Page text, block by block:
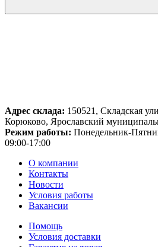
Адрес склада: 150521, Складская
Корюково, Ярославский
Режим работы: Понедельник-
09:00-17:00
О компании
Контакты
Новости
Условия работы
Вакансии
Помощь
Условия доставки